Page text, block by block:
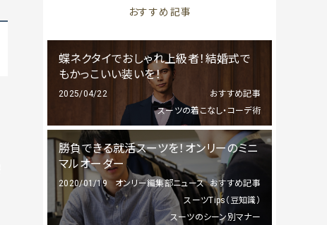
おすすめ記事
蝶ネクタイでおしゃれ上級者！結婚式で
もかっこいい装いを！
2025/04/22
おすすめ記事
スーツの着こなし・コーデ術
勝負できる就活スーツを！オンリーのミニ
マルオーダー
2020/01/19 おすすめ記事
オンリー編集部ニュース
スーツTips（豆知識）
スーツのシーン別マナー